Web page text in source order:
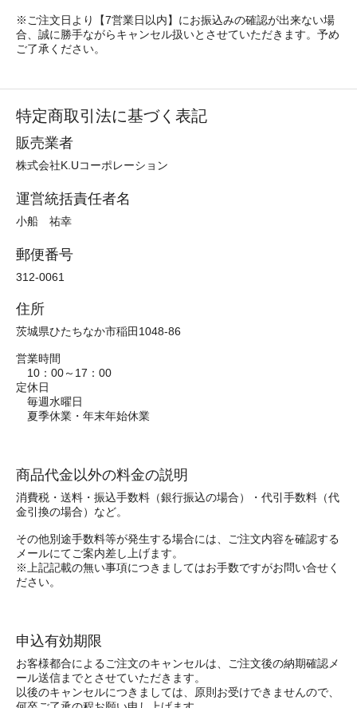
※ご注文日より【7営業日以内】にお振込みの確認が出来ない場
合、誠に勝手ながらキャンセル扱いとさせていただきます。予め
ご了承ください。
特定商取引法に基づく表記
販売業者
株式会社K.Uコーポレーション
運営統括責任者名
小船 祐幸
郵便番号
312-0061
住所
茨城県ひたちなか市稲田1048-86
営業時間
10：00～17：00
定休日
毎週水曜日
夏季休業・年末年始休業
商品代金以外の料金の説明
消費税・送料・振込手数料（銀行振込の場合）・代引手数料（代
金引換の場合）など。
その他別途手数料等が発生する場合には、ご注文内容を確認する
メールにてご案内差し上げます。
※上記記載の無い事項につきましてはお手数ですがお問い合せく
ださい。
申込有効期限
お客様都合によるご注文のキャンセルは、ご注文後の納期確認メ
ール送信までとさせていただきます。
以後のキャンセルにつきましては、原則お受けできませんので、